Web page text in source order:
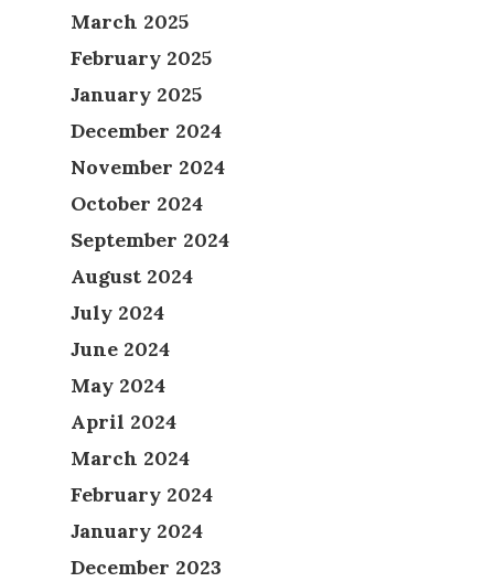
March 2025
February 2025
January 2025
December 2024
November 2024
October 2024
September 2024
August 2024
July 2024
June 2024
May 2024
April 2024
March 2024
February 2024
January 2024
December 2023